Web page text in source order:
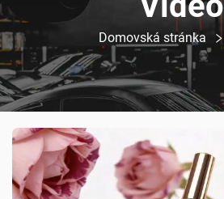
Domovská stránka